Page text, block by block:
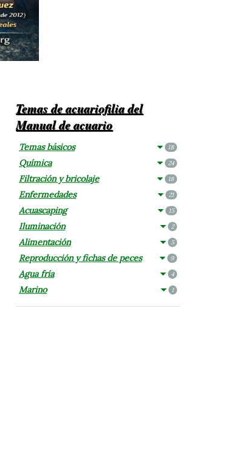
Temas de acuariofilia del
Manual de acuario
Temas básicos 18
Química 24
Filtración y bricolaje 18
Enfermedades 21
Acuascaping 15
Iluminación 2
Alimentación 5
Reproducción y fichas de peces 9
Agua fría 4
Marino 1